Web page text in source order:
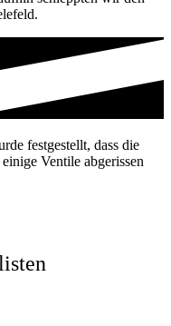
festgestellt, dass die
Ventile abgerissen